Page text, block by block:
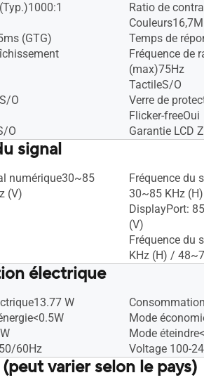
(GTG)
O
O
Ratio de
Couleurs16,7M
Temps de
Fréquence de
(max)75Hz
TactileS/O
Verre de
Flicker-freeOui
Garantie LCD
signal
numérique30~85
(V)
Fréquence du
30~85 KHz
DisplayPort:
(V)
Fréquence du
KHz (H) /
électrique
W
60Hz
Mode
Mode
Voltage 100-
varier selon le pays)